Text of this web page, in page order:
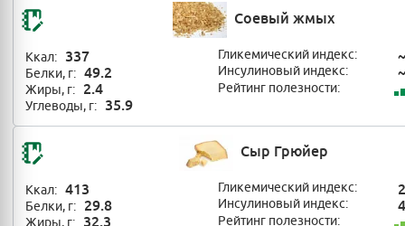
Соевый жмых
Ккал: 337
Белки, г: 49.2
Жиры, г: 2.4
Углеводы, г: 35.9
Гликемический индекс: ~
Инсулиновый индекс: ~
Рейтинг полезности:
Сыр Грюйер
Ккал: 413
Белки, г: 29.8
Жиры, г: 32.3
Гликемический индекс:
Инсулиновый индекс:
Рейтинг полезности: